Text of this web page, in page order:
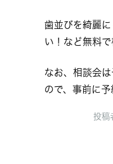
歯並びを綺麗
い！など無料で
なお、相談会
ので、事前に予
投稿